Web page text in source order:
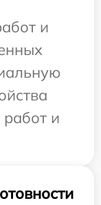
и
и